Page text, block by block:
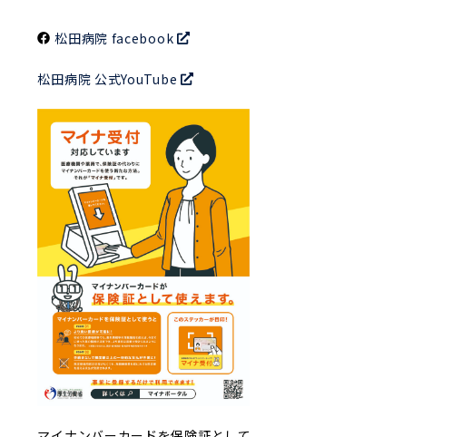
松田病院 facebook
松田病院 公式YouTube